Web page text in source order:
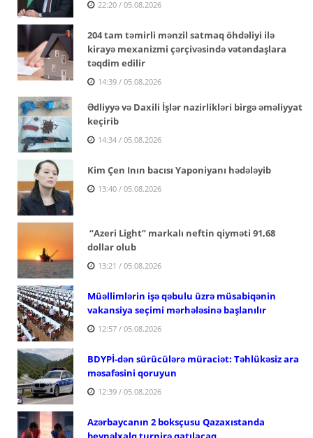
22:20 / 05.08.2026
204 tam təmirli mənzil satmaq öhdəliyi ilə
kirayə mexanizmi çərçivəsində vətəndaşlara
təqdim edilir
14:39 / 05.08.2026
Ədliyyə və Daxili İşlər nazirlikləri birgə əməliyyat
keçirib
14:34 / 05.08.2026
Kim Çen Inın bacısı Yaponiyanı hədələyib
13:40 / 05.08.2026
“Azeri Light” markalı neftin qiyməti 91,68
dollar olub
13:21 / 05.08.2026
Müəllimlərin işə qəbulu üzrə müsabiqənin
vakansiya seçimi mərhələsinə başlanılır
12:57 / 05.08.2026
BDYPİ-dən sürücülərə müraciət: Təhlükəsiz ara
məsafəsini qoruyun
12:39 / 05.08.2026
Azərbaycanın 2 boksçusu Qazaxıstanda